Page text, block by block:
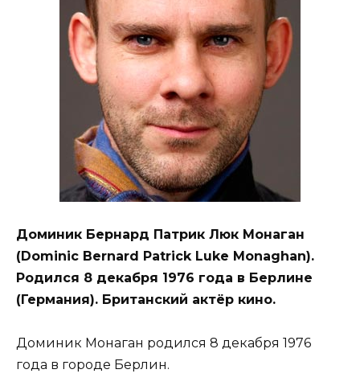
Доминик Бернард Патрик Люк Монаган
(Dominic Bernard Patrick Luke Monaghan).
Родился 8 декабря 1976 года в Берлине
(Германия). Британский актёр кино.
Доминик Монаган родился 8 декабря 1976
года в городе Берлин.